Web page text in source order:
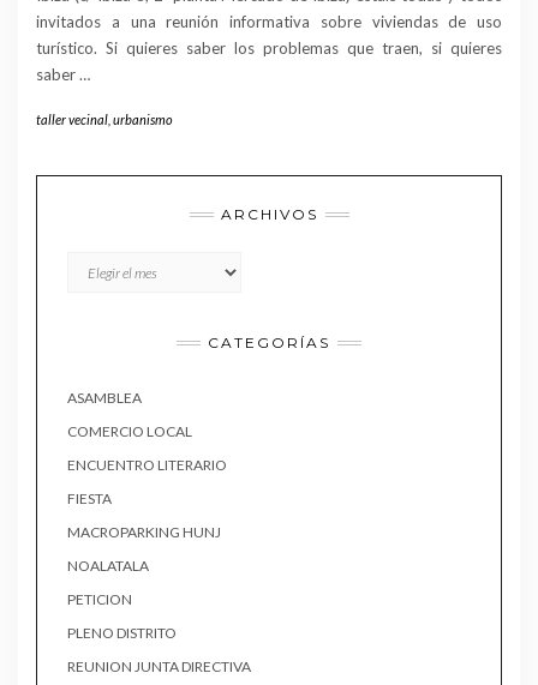
invitados a una reunión informativa sobre viviendas de uso
turístico. Si quieres saber los problemas que traen, si quieres
saber …
taller vecinal urbanismo
ARCHIVOS
CATEGORÍAS
ASAMBLEA
COMERCIO LOCAL
ENCUENTRO LITERARIO
FIESTA
MACROPARKING HUNJ
NOALATALA
PETICION
PLENO DISTRITO
REUNION JUNTA DIRECTIVA